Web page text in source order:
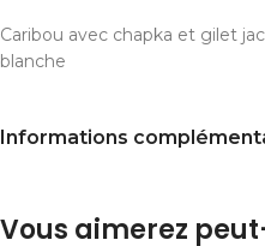
Caribou avec chapka et gilet
blanche
Informations
Vous aimerez